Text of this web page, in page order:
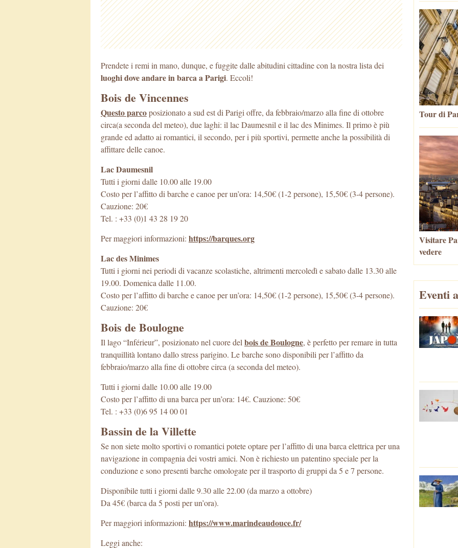
Prendete i remi in mano, dunque, e fuggite dalle abitudini cittadine con la nostra lista dei
luoghi dove andare in barca a Parigi. Eccoli!
Bois de Vincennes
Questo parcoposizionato a sud est di Parigi offre, da febbraio/marzo alla fine di ottobre
circa(a seconda del meteo), due laghi: il lac Daumesnil e il lac des Minimes. Il primo è più
grande ed adatto ai romantici, il secondo, per i più sportivi, permette anche la possibilità di
affittare delle canoe.
Lac Daumesnil
Tutti i giorni dalle 10.00 alle 19.00
Costo per l’affitto di barche e canoe per un’ora: 14,50€ (1-2 persone), 15,50€ (3-4 persone).
Cauzione: 20€
Tel. : +33 (0)1 43 28 19 20
Per maggiori informazioni: https://barques.org
Lac des Minimes
Tutti i giorni nei periodi di vacanze scolastiche, altrimenti mercoledì e sabato dalle 13.30 alle
19.00. Domenica dalle 11.00.
Costo per l’affitto di barche e canoe per un’ora: 14,50€ (1-2 persone), 15,50€ (3-4 persone).
Cauzione: 20€
Bois de Boulogne
Il lago “Inférieur”, posizionato nel cuore del bois de Boulogne, è perfetto per remare in tutta
tranquillità lontano dallo stress parigino. Le barche sono disponibili per l’affitto da
febbraio/marzo alla fine di ottobre circa (a seconda del meteo).
Tutti i giorni dalle 10.00 alle 19.00
Costo per l’affitto di una barca per un’ora: 14€. Cauzione: 50€
Tel. : +33 (0)6 95 14 00 01
Bassin de la Villette
Se non siete molto sportivi o romantici potete optare per l’affitto di una barca elettrica per una
navigazione in compagnia dei vostri amici. Non è richiesto un patentino speciale per la
conduzione e sono presenti barche omologate per il trasporto di gruppi da 5 e 7 persone.
Disponibile tutti i giorni dalle 9.30 alle 22.00 (da marzo a ottobre)
Da 45€ (barca da 5 posti per un’ora).
Per maggiori informazioni: https://www.marindeaudouce.fr/
Leggi anche:
Tour di
Visitare
vedere
Eventi